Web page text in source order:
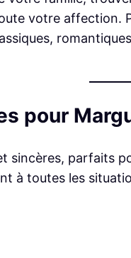
votre affection.
pour
sincères, parfaits
à toutes les